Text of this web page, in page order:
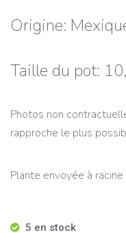
Origine:
Taille du pot:
Photos non
rapproche le plus
Plante envoyée à racine
5 en stock